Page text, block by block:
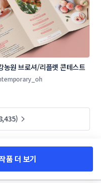
농원 브로셔/리플렛 콘테스트
품 더 보기